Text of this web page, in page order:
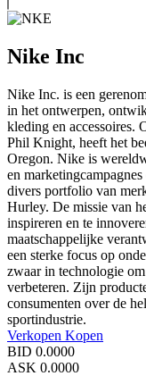
Nike Inc
Nike Inc. is een
in het ontwerpen,
kleding en accessoires.
Phil Knight, heeft het
Oregon. Nike is
en
divers portfolio van
Hurley. De missie van
inspireren en te
maatschappelijke
een sterke focus op
zwaar in technologie
verbeteren. Zijn
consumenten over de
sportindustrie.
Verkopen Kopen
BID 0.0000
ASK 0.0000